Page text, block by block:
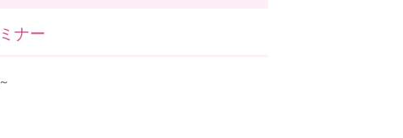
ナー